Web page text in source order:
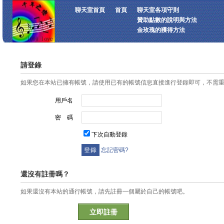
聊天室首頁 首頁
聊天室各項守則
贊助點數的說明與方法
金玫瑰的獲得方法
請登錄
如果您在本站已擁有帳號，請使用已有的帳號信息直接進行登錄即可，不需
用戶名
密 碼
下次自動登錄
忘記密碼?
還沒有註冊嗎？
如果還沒有本站的通行帳號，請先註冊一個屬於自己的帳號吧。
立即註冊